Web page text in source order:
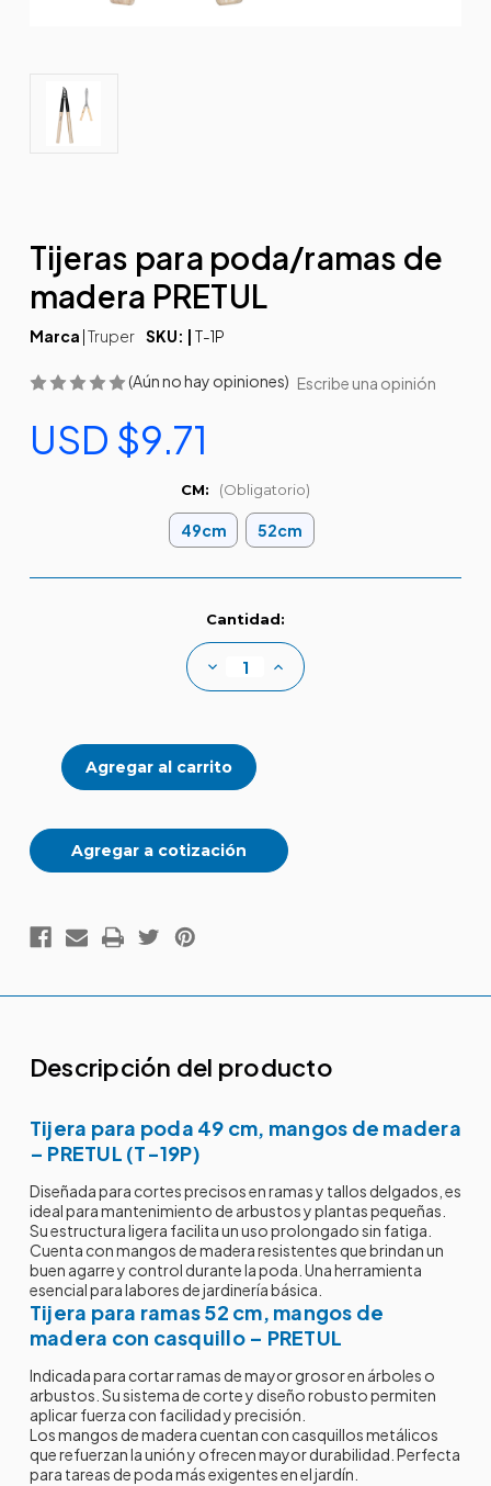
Tijeras para poda/ramas de
madera PRETUL
Marca |Truper SKU: | T-1P
(Aún no hay opiniones) Escribe una opinión
USD $9.71
CM: (Obligatorio)
49cm 52cm
Cantidad:
Disminuir
cantidad
para
poda/ramas
de
madera
Aumentar
cantidad
Agregar a cotización
Descripción del producto
Tijera para poda 49 cm, mangos de madera
– PRETUL (T-19P)
Diseñada para cortes precisos en ramas y tallos delgados, es
ideal para mantenimiento de arbustos y plantas pequeñas.
Su estructura ligera facilita un uso prolongado sin fatiga.
Cuenta con mangos de madera resistentes que brindan un
buen agarre y control durante la poda. Una herramienta
esencial para labores de jardinería básica.
Tijera para ramas 52 cm, mangos de
madera con casquillo – PRETUL
Indicada para cortar ramas de mayor grosor en árboles o
arbustos. Su sistema de corte y diseño robusto permiten
aplicar fuerza con facilidad y precisión.
Los mangos de madera cuentan con casquillos metálicos
que refuerzan la unión y ofrecen mayor durabilidad. Perfecta
para tareas de poda más exigentes en el jardín.